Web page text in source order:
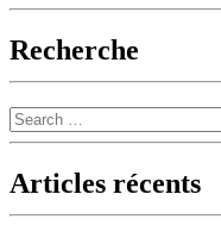
Recherche
Search
Articles récents